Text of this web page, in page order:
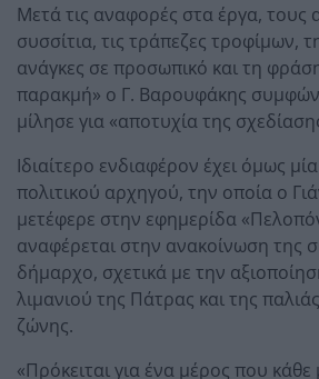
Μετά τις αναφορές στα έργα, τους
συσσίτια, τις τράπεζες τροφίμων,
ανάγκες σε προσωπικό και τη
παρακμή» ο Γ. Βαρουφάκης
μίλησε για «αποτυχία της
Ιδιαίτερο ενδιαφέρον έχει όμως
πολιτικού αρχηγού, την οποία ο
μετέφερε στην εφημερίδα
αναφέρεται στην ανακοίνωση της
δήμαρχο, σχετικά με την
λιμανιού της Πάτρας και της
ζώνης.
«Πρόκειται για ένα μέρος που κάθε